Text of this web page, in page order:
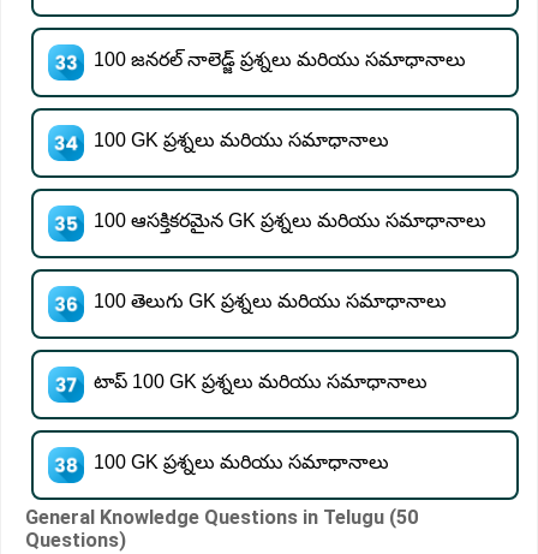
100 జనరల్ నాలెడ్జ్ ప్రశ్నలు మరియు సమాధానాలు
100 GK ప్రశ్నలు మరియు సమాధానాలు
100 ఆసక్తికరమైన GK ప్రశ్నలు మరియు సమాధానాలు
100 తెలుగు GK ప్రశ్నలు మరియు సమాధానాలు
టాప్ 100 GK ప్రశ్నలు మరియు సమాధానాలు
100 GK ప్రశ్నలు మరియు సమాధానాలు
General Knowledge Questions in Telugu (50
Questions)